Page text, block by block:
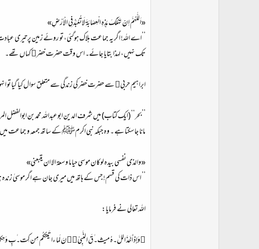
«اَللّٰهُمَّ اِنْ تَهْلُكَ هٰذِهِ الْعِصَابَةَ لَاتُعْبَدُفِى الْاَرْضِ»
’’اے اللہ! اگر یہ جماعت ہلاک ہوگئی، تو روئے زمین پر
تک نہیں، لہذا بتایا جائے۔ اس وقت حضرت خضر﷤ کہاں تھے۔
ابراہیم حربی﷫ سے حضرت خضر کی زندگی سے متعلق سوال کیا
’’بحر‘‘ (ایک کتاب) میں شرف الدین ابوعبداللہ محمدبن
مانا جاسکتا ہے ۔ وہ جبکہ نبی اکرمﷺ کے ساتھ جمعہ و
«والذى نفسى بيده لوكان موسى حياما وسعة الا ان يتبعنى»
’’ اس ذات کی قسم! جس کے ہاتھ میں میری جان ہے اگر موسیٰ زندہ
اللہ تعالی نے فرمایا:
﴿وَإِذ أَخَذَ اللَّ۔هُ ميث۔ٰقَ النَّبِيّ۔ۧنَ لَما ءاتَيتُكُم مِن كِت۔ٰبٍ وَحِكمَةٍ